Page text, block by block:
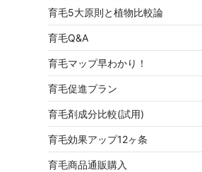
育毛5大原則と植物比較論
育毛Q&A
育毛マップ早わかり！
育毛促進プラン
育毛剤成分比較(試用)
育毛効果アップ12ヶ条
育毛商品通販購入